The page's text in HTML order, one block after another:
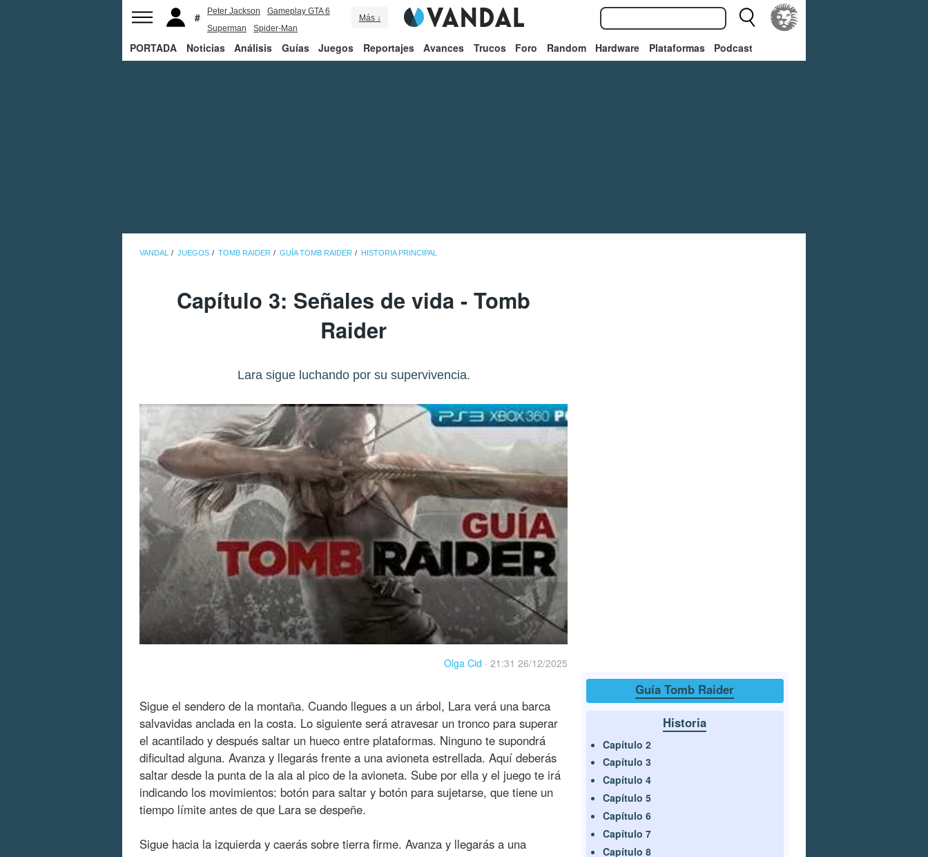
Peter Jackson
Gameplay GTA 6
Superman
Spider-Man
Más ↓
PORTADA Noticias Análisis Guías Juegos Reportajes Avances Trucos Foro Random Hardware Plataformas Podcast
VANDAL JUEGOS TOMB RAIDER GUÍA TOMB RAIDER HISTORIA PRINCIPAL
Capítulo 3: Señales de vida - Tomb
Raider
Lara sigue luchando por su supervivencia.
Olga Cid · 21:31 26/12/2025
Sigue el sendero de la montaña. Cuando llegues a un árbol, Lara verá una barca
salvavidas anclada en la costa. Lo siguiente será atravesar un tronco para superar
el acantilado y después saltar un hueco entre plataformas. Ninguno te supondrá
dificultad alguna. Avanza y llegarás frente a una avioneta estrellada. Aquí deberás
saltar desde la punta de la ala al pico de la avioneta. Sube por ella y el juego te irá
indicando los movimientos: botón para saltar y botón para sujetarse, que tiene un
tiempo límite antes de que Lara se despeñe.
Sigue hacia la izquierda y caerás sobre tierra firme. Avanza y llegarás a una
Guía Tomb Raider
Historia
Capítulo 2
Capítulo 3
Capítulo 4
Capítulo 5
Capítulo 6
Capítulo 7
Capítulo 8